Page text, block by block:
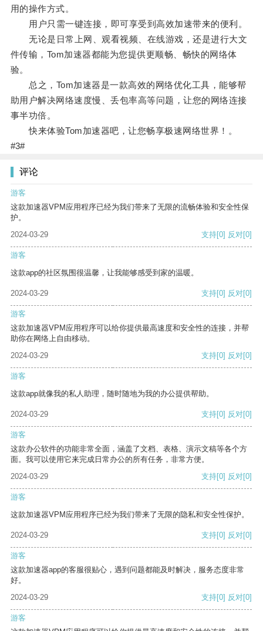
用的操作方式。
用户只需一键连接，即可享受到高效加速带来的便利。
无论是日常上网、观看视频、在线游戏，还是进行大文
件传输，Tom加速器都能为您提供更顺畅、畅快的网络体
验。
总之，Tom加速器是一款高效的网络优化工具，能够帮
助用户解决网络速度慢、丢包率高等问题，让您的网络连接
事半功倍。
快来体验Tom加速器吧，让您畅享极速网络世界！。
#3#
评论
游客
这款加速器VPM应用程序已经为我们带来了无限的流畅体验和安全性保
护。
2024-03-29
支持[0] 反对[0]
游客
这款app的社区氛围很温馨，让我能够感受到家的温暖。
2024-03-29 支持[0] 反对[0]
游客
这款加速器VPM应用程序可以给你提供最高速度和安全性的连接，并帮
助你在网络上自由移动。
2024-03-29
支持[0] 反对[0]
游客
这款app就像我的私人助理，随时随地为我的办公提供帮助。
2024-03-29 支持[0] 反对[0]
游客
这款办公软件的功能非常全面，涵盖了文档、表格、演示文稿等各个方
面。我可以使用它来完成日常办公的所有任务，非常方便。
2024-03-29
支持[0] 反对[0]
游客
这款加速器VPM应用程序已经为我们带来了无限的隐私和安全性保护。
2024-03-29 支持[0] 反对[0]
游客
这款加速器app的客服很贴心，遇到问题都能及时解决，服务态度非常
好。
2024-03-29
支持[0] 反对[0]
游客